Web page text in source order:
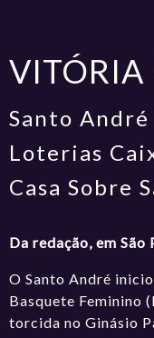
VITÓRIA
Santo
Loterias
Casa Sobre
Da redação, em São
O Santo André
Basquete Feminino
torcida no Ginásio